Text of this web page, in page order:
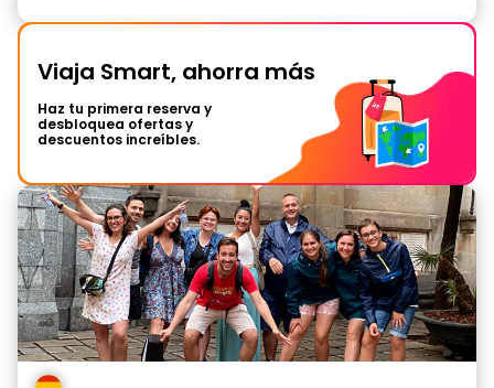
Viaja Smart, ahorra más
Haz tu primera reserva y
desbloquea ofertas y
descuentos increíbles.